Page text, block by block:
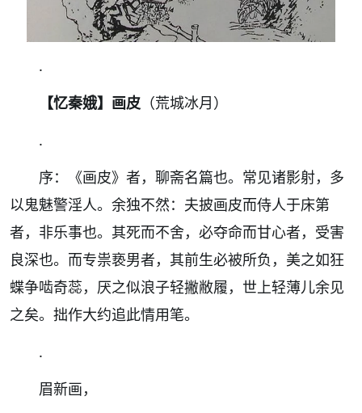
.
【忆秦娥】画皮 （荒城冰月）
.
序：《画皮》者，聊斋名篇也。常见诸影射，多
以鬼魅警淫人。余独不然：夫披画皮而侍人于床第
者，非乐事也。其死而不舍，必夺命而甘心者，受害
良深也。而专祟亵男者，其前生必被所负，美之如狂
蝶争啮奇蕊，厌之似浪子轻撇敝履，世上轻薄儿余见
之矣。拙作大约追此情用笔。
.
眉新画，